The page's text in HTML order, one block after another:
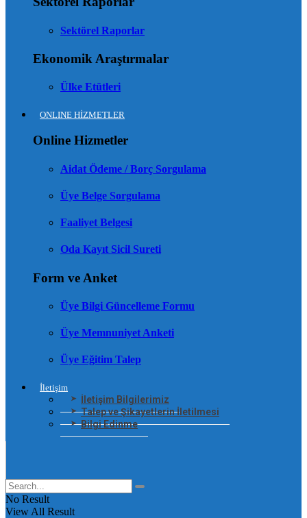
Sektörel Raporlar
Ekonomik Araştırmalar
Ülke Etütleri
ONLINE HİZMETLER
Online Hizmetler
Aidat Ödeme / Borç Sorgulama
Üye Belge Sorgulama
Faaliyet Belgesi
Oda Kayıt Sicil Sureti
Form ve Anket
Üye Bilgi Güncelleme Formu
Üye Memnuniyet Anketi
Üye Eğitim Talep
İletişim
İletişim Bilgilerimiz
Talep ve Şikayetlerin İletilmesi
Bilgi Edinme
No Result
View All Result